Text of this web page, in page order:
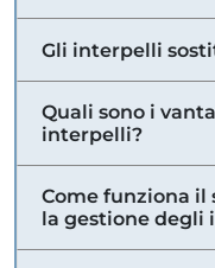
Gli interpelli
Quali sono i
interpelli?
Come funziona il
la gestione degli